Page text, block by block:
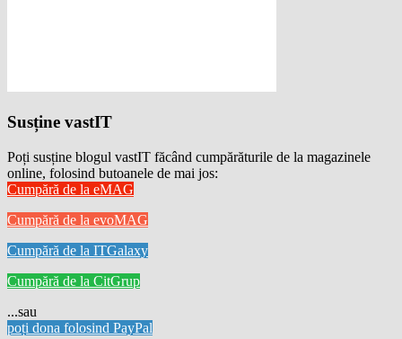
Susține vastIT
Poți susține blogul vastIT făcând cumpărăturile de la magazinele
online, folosind butoanele de mai jos:
Cumpără de la eMAG
Cumpără de la evoMAG
Cumpără de la ITGalaxy
Cumpără de la CitGrup
...sau
poți dona folosind PayPal